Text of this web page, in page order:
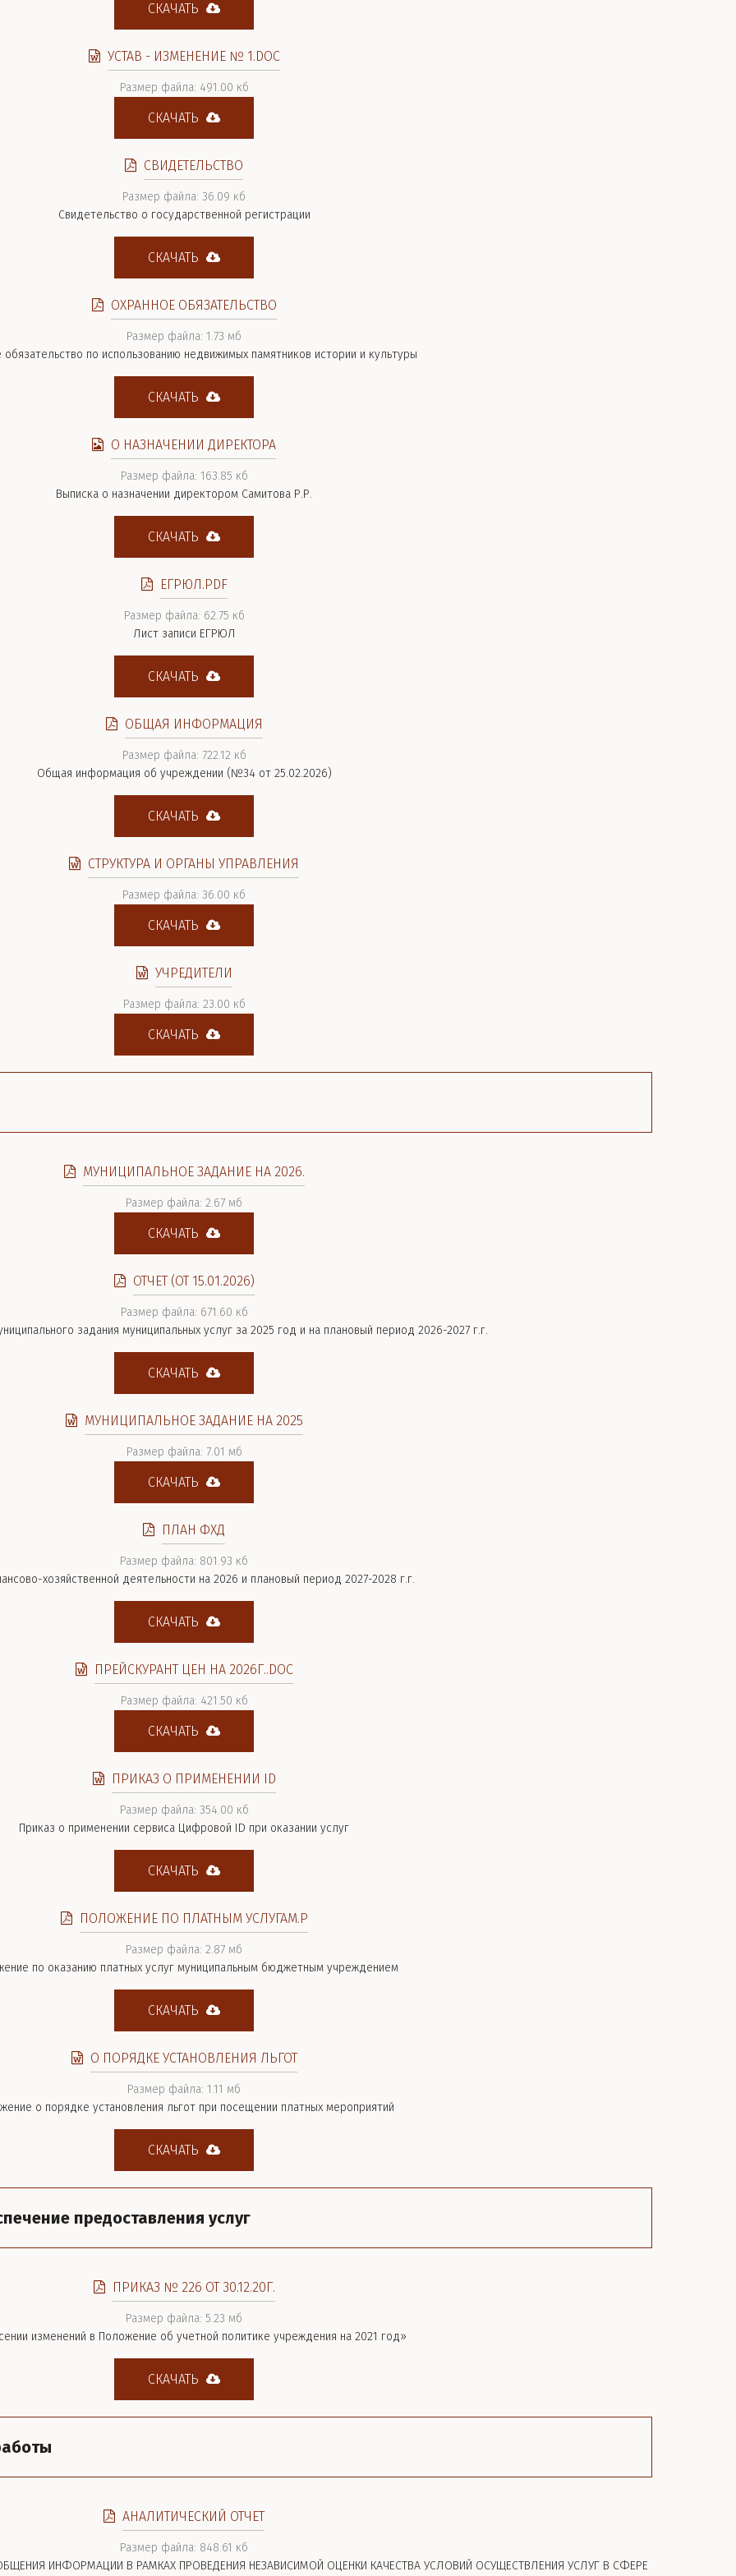
СКАЧАТЬ
УСТАВ - ИЗМЕНЕНИЕ № 1.DOC
Размер файла: 491.00 кб
СКАЧАТЬ
СВИДЕТЕЛЬСТВО
Размер файла: 36.09 кб
Свидетельство о государственной регистрации
СКАЧАТЬ
ОХРАННОЕ ОБЯЗАТЕЛЬСТВО
Размер файла: 1.73 мб
обязательство по использованию недвижимых памятников истории и культуры
СКАЧАТЬ
О НАЗНАЧЕНИИ ДИРЕКТОРА
Размер файла: 163.85 кб
Выписка о назначении директором Самитова Р.Р.
СКАЧАТЬ
ЕГРЮЛ.PDF
Размер файла: 62.75 кб
Лист записи ЕГРЮЛ
СКАЧАТЬ
ОБЩАЯ ИНФОРМАЦИЯ
Размер файла: 722.12 кб
Общая информация об учреждении (№34 от 25.02.2026)
СКАЧАТЬ
СТРУКТУРА И ОРГАНЫ УПРАВЛЕНИЯ
Размер файла: 36.00 кб
СКАЧАТЬ
УЧРЕДИТЕЛИ
Размер файла: 23.00 кб
СКАЧАТЬ
МУНИЦИПАЛЬНОЕ ЗАДАНИЕ НА 2026.
Размер файла: 2.67 мб
СКАЧАТЬ
ОТЧЕТ (ОТ 15.01.2026)
Размер файла: 671.60 кб
задания муниципальных услуг за 2025 год и на плановый период 2026-2027 г.г.
СКАЧАТЬ
МУНИЦИПАЛЬНОЕ ЗАДАНИЕ НА 2025
Размер файла: 7.01 мб
СКАЧАТЬ
ПЛАН ФХД
Размер файла: 801.93 кб
хозяйственной деятельности на 2026 и плановый период 2027-2028 г.г.
СКАЧАТЬ
ПРЕЙСКУРАНТ ЦЕН НА 2026Г..DOC
Размер файла: 421.50 кб
СКАЧАТЬ
ПРИКАЗ О ПРИМЕНЕНИИ ID
Размер файла: 354.00 кб
Приказ о применении сервиса Цифровой ID при оказании услуг
СКАЧАТЬ
ПОЛОЖЕНИЕ ПО ПЛАТНЫМ УСЛУГАМ.P
Размер файла: 2.87 мб
по оказанию платных услуг муниципальным бюджетным учреждением
СКАЧАТЬ
О ПОРЯДКЕ УСТАНОВЛЕНИЯ ЛЬГОТ
Размер файла: 1.11 мб
о порядке установления льгот при посещении платных мероприятий
СКАЧАТЬ
предоставления услуг
ПРИКАЗ № 226 ОТ 30.12.20Г.
Размер файла: 5.23 мб
изменений в Положение об учетной политике учреждения на 2021 год»
СКАЧАТЬ
АНАЛИТИЧЕСКИЙ ОТЧЕТ
Размер файла: 848.61 кб
ИНФОРМАЦИИ В РАМКАХ ПРОВЕДЕНИЯ НЕЗАВИСИМОЙ ОЦЕНКИ КАЧЕСТВА УСЛОВИЙ ОСУЩЕСТВЛЕНИЯ УСЛУГ В СФЕРЕ